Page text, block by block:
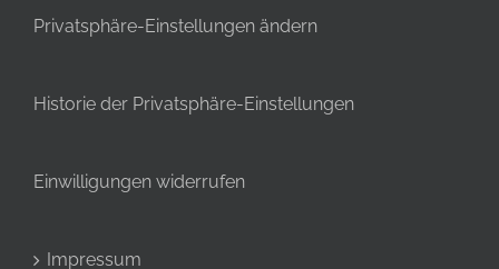
Privatsphäre-Einstellungen ändern
Historie der Privatsphäre-Einstellungen
Einwilligungen widerrufen
Impressum